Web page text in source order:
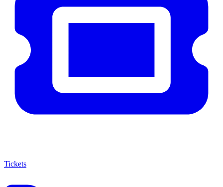
Tickets